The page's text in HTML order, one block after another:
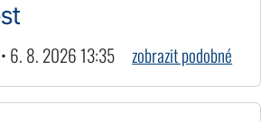
6. 8. 2026 13:35 zobrazit podobné